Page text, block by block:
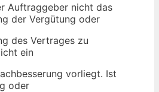
Auftraggeber nicht das
der Vergütung oder
des Vertrages zu
ein
vorliegt. Ist
oder